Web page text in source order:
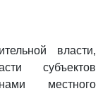
власти,
субъектов
местного